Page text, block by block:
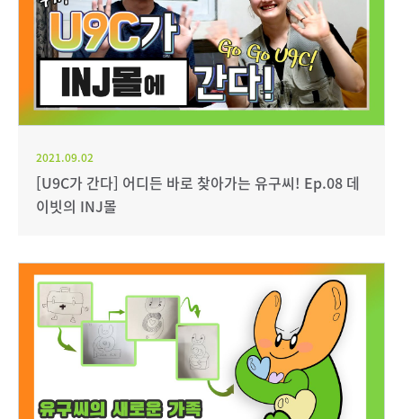
2021.09.02
[U9C가 간다] 어디든 바로 찾아가는 유구씨! Ep.08 데
이빗의 INJ몰